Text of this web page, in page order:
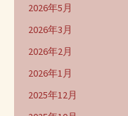
2026年5月
2026年3月
2026年2月
2026年1月
2025年12月